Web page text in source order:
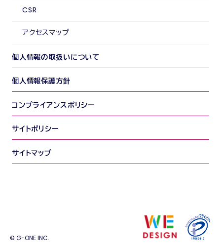
CSR
アクセスマップ
個人情報の取扱いについて
個人情報保護方針
コンプライアンスポリシー
サイトポリシー
サイトマップ
© G-ONE INC.